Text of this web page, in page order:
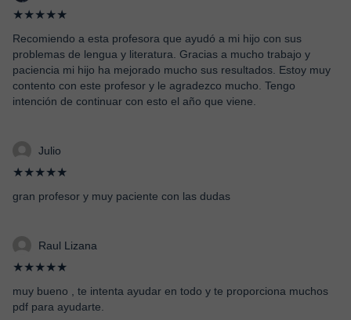
★★★★★
Recomiendo a esta profesora que ayudó a mi hijo con sus
problemas de lengua y literatura. Gracias a mucho trabajo y
paciencia mi hijo ha mejorado mucho sus resultados. Estoy muy
contento con este profesor y le agradezco mucho. Tengo
intención de continuar con esto el año que viene.
Julio
★★★★★
gran profesor y muy paciente con las dudas
Raul Lizana
★★★★★
muy bueno , te intenta ayudar en todo y te proporciona muchos
pdf para ayudarte.